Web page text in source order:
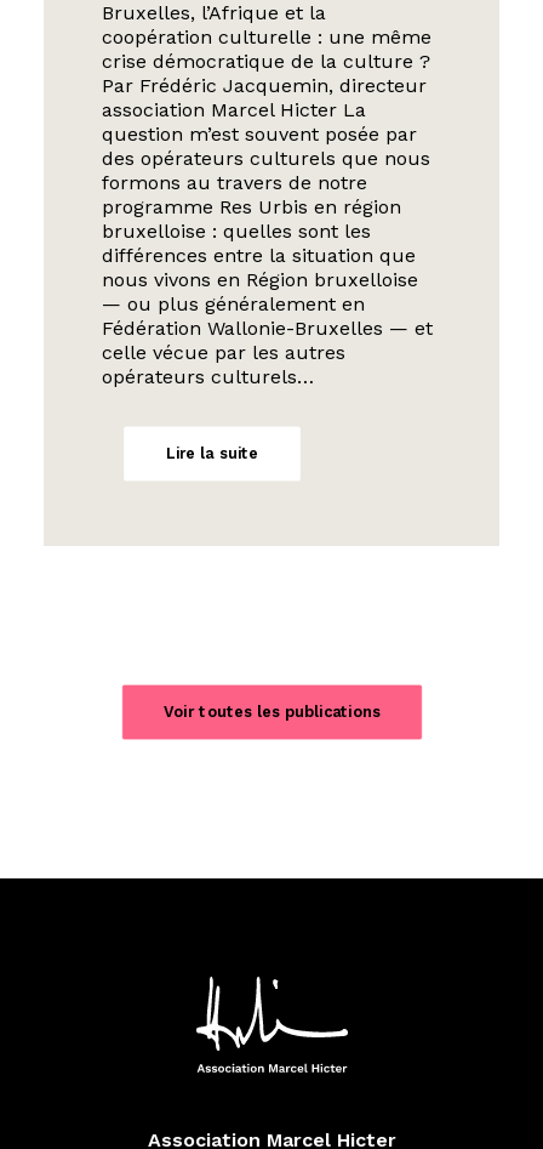
Bruxelles, l’Afrique et la
coopération culturelle : une même
crise démocratique de la culture ?
Par Frédéric Jacquemin, directeur
association Marcel Hicter La
question m’est souvent posée par
des opérateurs culturels que nous
formons au travers de notre
programme Res Urbis en région
bruxelloise : quelles sont les
différences entre la situation que
nous vivons en Région bruxelloise
— ou plus généralement en
Fédération Wallonie-Bruxelles — et
celle vécue par les autres
opérateurs culturels…
Lire la suite
Voir toutes les publications
Association Marcel Hicter